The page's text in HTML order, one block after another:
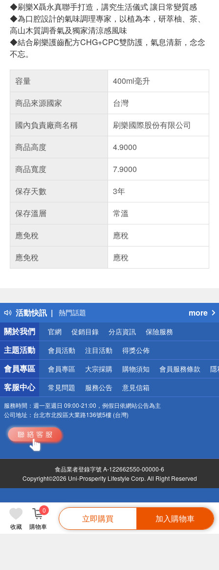
收藏 購物車
0
立即購買 加入購物車
◆刷樂X聶永真聯手打造，講究生活儀式 讓日常變質感
◆為口腔設計的氣味調理專家，以植為本，研萃柚、茶、
高山木質調香氣及獨家清涼感風味
◆結合刷樂護齒配方CHG+CPC雙防護，氣息清新，念念
不忘。
容量
400ml毫升
商品來源國家
台灣
國內負責廠商名稱
刷樂國際股份有限公司
商品高度
4.9000
商品寬度
7.9000
保存天數
3年
保存溫層
常溫
應免稅
應稅
應免稅
應稅
活動快訊
得獎公告
熱門話題
銀行優惠
偏遠地區配送
詐騙網頁！請小心！
more
關於我們
官網 促銷目錄 分店資訊 保險服務
主題活動 會員活動 注目活動 得獎公佈
會員專區 會員專區 大宗採購 購物須知 會員服務條款 隱
客服中心 常見問題 服務公告 意見信箱
服務時間： 週一至週日 09:00-21:00，例假日依網站公告為主
公司地址： 台北市北投區大業路136號5樓 (台灣)
食品業者登錄字號 A-122662550-00000-6
Copyright©2026 Uni-Prosperity Lifestyle Corp. All Right Reserved